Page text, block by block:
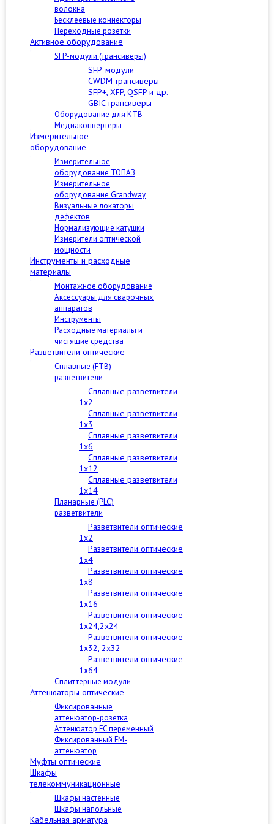
волокна
Бесклеевые коннекторы
Переходные розетки
Активное оборудование
SFP-модули (трансиверы)
SFP-модули
CWDM трансиверы
SFP+, XFP, QSFP и др.
GBIC трансиверы
Оборудование для КТВ
Медиаконвертеры
Измерительное
оборудование
Измерительное
оборудование ТОПАЗ
Измерительное
оборудование Grandway
Визуальные локаторы
дефектов
Нормализующие катушки
Измерители оптической
мощности
Инструменты и расходные
материалы
Монтажное оборудование
Аксессуары для сварочных
аппаратов
Инструменты
Расходные материалы и
чистящие средства
Разветвители оптические
Сплавные (FTB)
разветвители
Сплавные разветвители
1x2
Сплавные разветвители
1x3
Сплавные разветвители
1x6
Сплавные разветвители
1x12
Сплавные разветвители
1x14
Планарные (PLC)
разветвители
Разветвители оптические
1x2
Разветвители оптические
1x4
Разветвители оптические
1x8
Разветвители оптические
1x16
Разветвители оптические
1x24,2x24
Разветвители оптические
1x32, 2x32
Разветвители оптические
1x64
Сплиттерные модули
Аттенюаторы оптические
Фиксированные
аттенюатор-розетка
Аттенюатор FC переменный
Фиксированный FM-
аттенюатор
Муфты оптические
Шкафы
телекоммуникационные
Шкафы настенные
Шкафы напольные
Кабельная арматура